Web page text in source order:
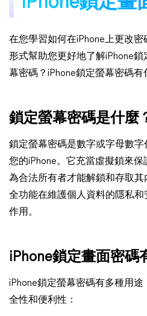
在您學習如何在iPhone上更改
形式幫助您更好地了解iPhone
幕密碼？iPhone鎖定螢幕密碼有
鎖定螢幕密碼是什麼
鎖定螢幕密碼是數字或字母數
您的iPhone。它充當虛擬鎖來
為合法所有者才能解鎖和存取
全功能在維護個人資料的隱私
作用。
iPhone鎖定畫面密碼
iPhone鎖定螢幕密碼有多種用
全性和便利性：